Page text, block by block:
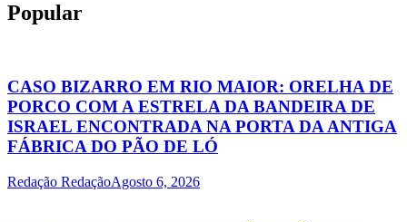
Popular
CASO BIZARRO EM RIO MAIOR: ORELHA DE
PORCO COM A ESTRELA DA BANDEIRA DE
ISRAEL ENCONTRADA NA PORTA DA ANTIGA
FÁBRICA DO PÃO DE LÓ
Redação RedaçãoAgosto 6, 2026